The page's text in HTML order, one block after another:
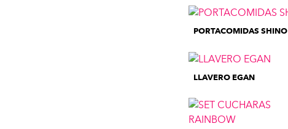
PORTACOMIDAS SHINO
LLAVERO EGAN